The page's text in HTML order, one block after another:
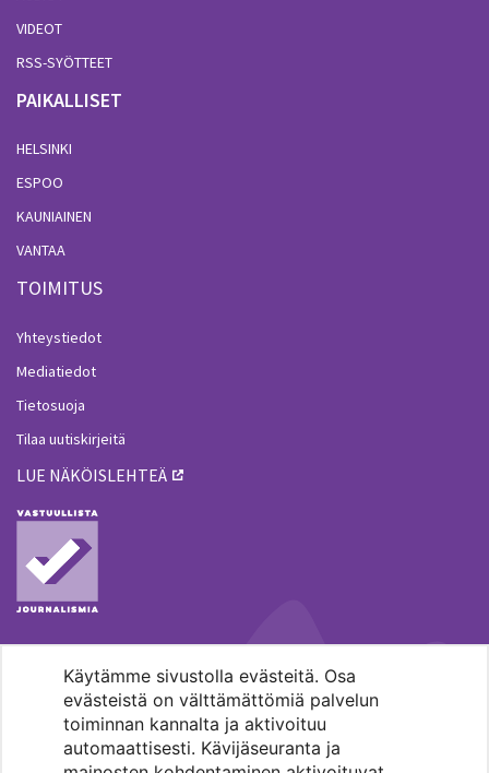
Käytämme sivustolla evästeitä. Osa
evästeistä on välttämättömiä palvelun
toiminnan kannalta ja aktivoituu
automaattisesti. Kävijäseuranta ja
VIDEOT
RSS-SYÖTTEET
PAIKALLISET
HELSINKI
ESPOO
KAUNIAINEN
VANTAA
TOIMITUS
Yhteystiedot
Mediatiedot
Tietosuoja
Tilaa uutiskirjeitä
LUE NÄKÖISLEHTEÄ
MENOHAKU